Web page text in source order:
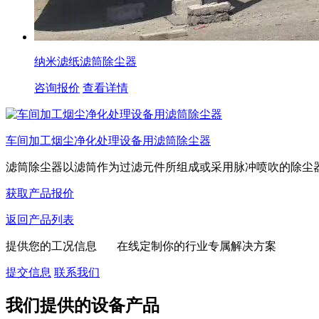
纳米滤纸滤筒除尘器
咨询报价 查看详情
车间加工烟尘净化处理设备用滤筒除尘器
滤筒除尘器以滤筒作为过滤元件所组成或采用脉冲喷吹的除尘
获取产品报价
返回产品列表
提供您的工况信息 在线定制你的行业专属解决方案
提交信息 联系我们
我们提供的设备产品